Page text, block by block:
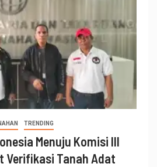
TRENDING
Menuju Komisi III
Verifikasi Tanah Adat